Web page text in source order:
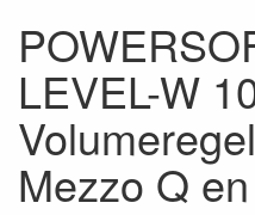
LEVEL-W
Mezzo Q